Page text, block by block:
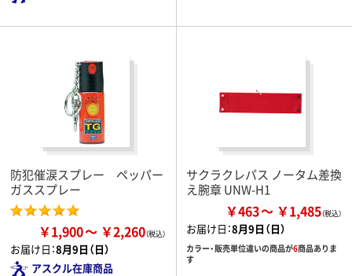
防犯催涙スプレー ペッパー
ガススプレー
￥1,900 ￥2,260
お届け日：8月9日（日）
アスクル在庫商品
サクラクレパス ノータム差換
え腕章 UNW-H1
￥463 ￥1,485
お届け日：8月9日（日）
カラー・販売単位違いの商品が6商品ありま
す